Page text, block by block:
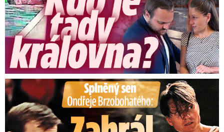
Splněný sen Ondřeje Brzobohatého: Zahrál si svého tátu